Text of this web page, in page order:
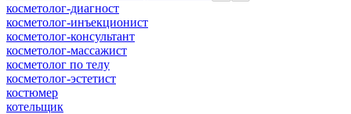
косметолог-диагност
косметолог-инъекционист
косметолог-консультант
косметолог-массажист
косметолог по телу
косметолог-эстетист
костюмер
котельщик